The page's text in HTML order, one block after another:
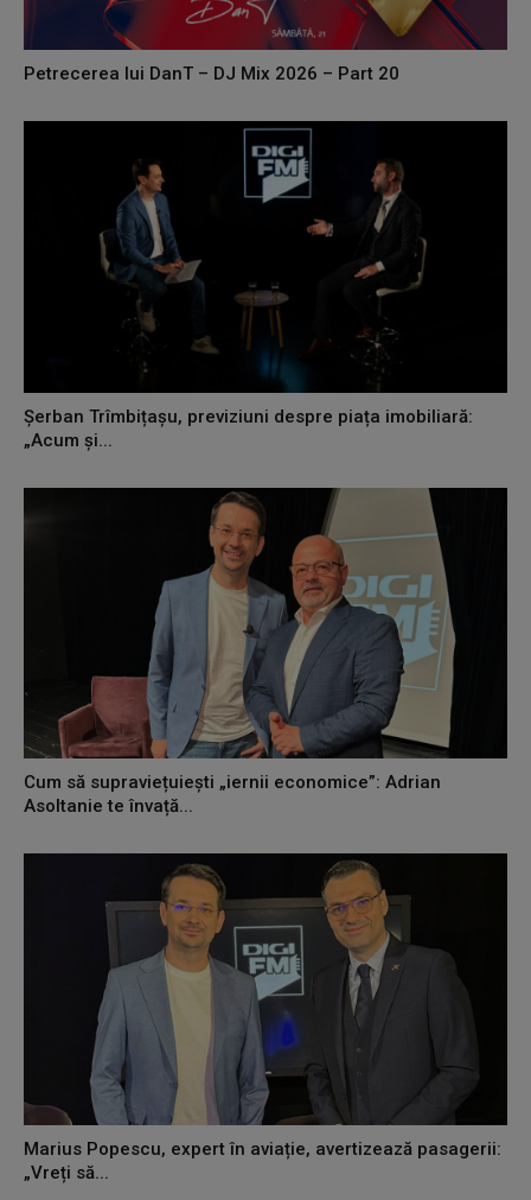
Petrecerea lui DanT – DJ Mix 2026 – Part 20
Șerban Trîmbițașu, previziuni despre piața imobiliară:
„Acum și...
Cum să supraviețuiești „iernii economice”: Adrian
Asoltanie te învață...
Marius Popescu, expert în aviație, avertizează pasagerii:
„Vreți să...